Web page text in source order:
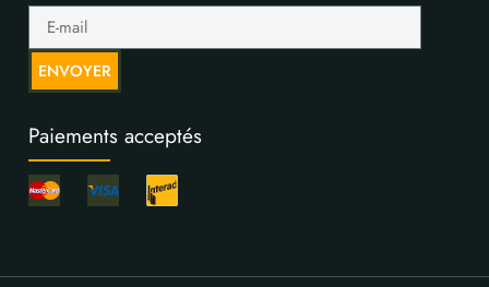
ENVOYER
Paiements acceptés